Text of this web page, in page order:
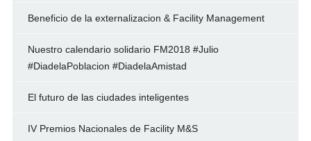
Beneficio de la externalizacion & Facility Management
Nuestro calendario solidario FM2018 #Julio
#DiadelaPoblacion #DiadelaAmistad
El futuro de las ciudades inteligentes
IV Premios Nacionales de Facility M&S